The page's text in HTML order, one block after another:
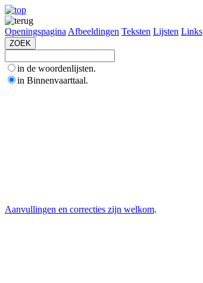
Openingspagina Afbeeldingen Teksten Lijsten Links
in de woordenlijsten.
in Binnenvaarttaal.
Aanvullingen en correcties zijn welkom.